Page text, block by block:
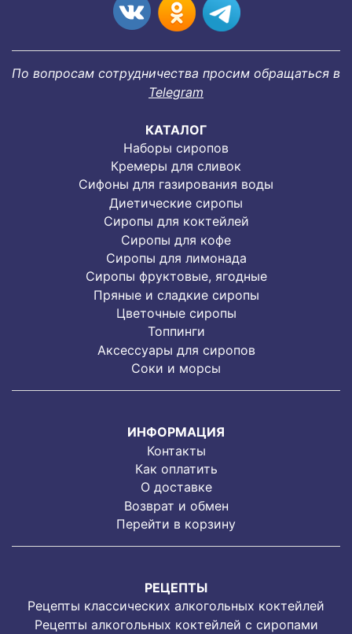
По вопросам сотрудничества просим обращаться в
Telegram
КАТАЛОГ
Наборы сиропов
Кремеры для сливок
Сифоны для газирования воды
Диетические сиропы
Сиропы для коктейлей
Сиропы для кофе
Сиропы для лимонада
Cиропы фруктовые, ягодные
Пряные и сладкие сиропы
Цветочные сиропы
Топпинги
Аксессуары для сиропов
Соки и морсы
ИНФОРМАЦИЯ
Контакты
Как оплатить
О доставке
Возврат и обмен
Перейти в корзину
РЕЦЕПТЫ
Рецепты классических алкогольных коктейлей
Рецепты алкогольных коктейлей с сиропами